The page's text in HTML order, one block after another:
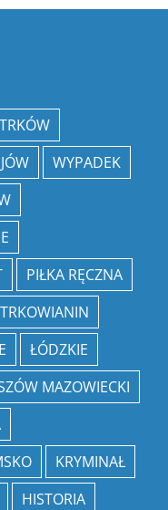
WYPADEK
PIŁKA RĘCZNA
ŁÓDZKIE
MAZOWIECKI
KRYMINAŁ
HISTORIA